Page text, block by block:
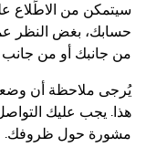
سيتمكن من الاطِّلاع
حسابك، بغض النظر
من جانبك أو من
يُرجى ملاحظة أن وضعك
هذا. يجب عليك
مشورة حول ظروفك.